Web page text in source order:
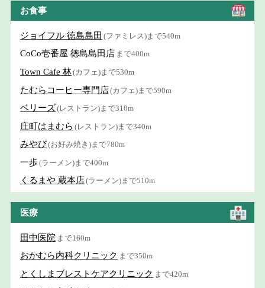
お食事
ジョイフル 徳島島田 (ファミレス)まで540m
CoCo壱番屋 徳島島田店 まで400m
Town Cafe 林(カフェ)まで530m
たむらコーヒー専門店(カフェ)まで590m
ベリーズ(レストラン)まで310m
庄町はまむら (レストラン)まで340m
みやび(お好み焼き)まで780m
一歩(ラーメン)まで400m
くるまや 蔵本店(ラーメン)まで510m
医療
田中医院 まで160m
おかむら内科クリニック まで350m
とくしまブレストケアクリニック まで420m